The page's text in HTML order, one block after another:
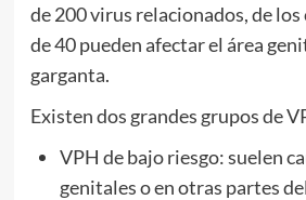
de 200 virus relacionados, de
de 40 pueden afectar el área
garganta.
Existen dos grandes grupos de
VPH de bajo riesgo: suelen
genitales o en otras partes